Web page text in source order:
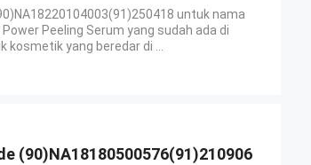
untuk nama
Peeling Serum yang sudah ada di
kosmetik yang beredar di ...
(90)NA18180500576(91)210906